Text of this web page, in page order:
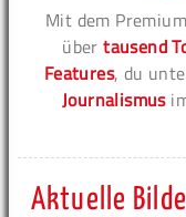
Mit dem
übertausend
Features, du
Journalismus
Aktuelle